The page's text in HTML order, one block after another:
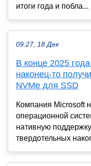
итоги года и побла...
09:27, 18 Дек
В конце 2025
наконец-то
NVMe для SSD
Компания Microsoft
операционной
нативную
твердотельных